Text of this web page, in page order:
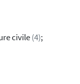
civile(4);